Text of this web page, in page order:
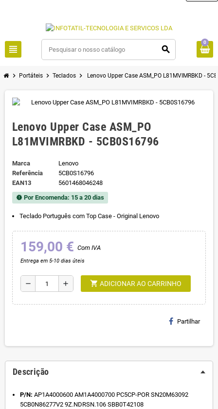
view_headline search
0
chevron_right Portáteis chevron_right Teclados chevron_right Lenovo Upper Case ASM_PO L81MVIMRBKD -
Lenovo Upper Case ASM_PO
L81MVIMRBKD - 5CB0S16796
Marca
Lenovo
Referência
5CB0S16796
EAN13
5601468046248
new_releases Por Encomenda: 15 a 20 dias
Teclado Português com Top Case - Original Lenovo
159,00 € Com IVA
Entrega em 5-10 dias úteis
remove add shopping_cart ADICIONAR AO CARRINHO
Partilhar
Descrição
P/N: AP1A4000600 AM1A4000700 PC5CP-POR SN20M63092
5CB0N86277V2 9Z.NDRSN.106 SBB0T42108